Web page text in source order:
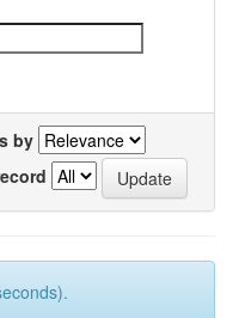
by